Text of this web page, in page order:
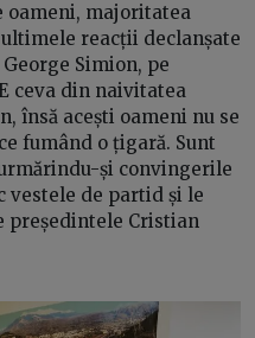
oameni, majoritatea
ultimele reacții declanșate
Simion, pe
ceva din naivitatea
însă acești oameni nu se
fumând o țigară. Sunt
și convingerile
vestele de partid și le
președintele Cristian